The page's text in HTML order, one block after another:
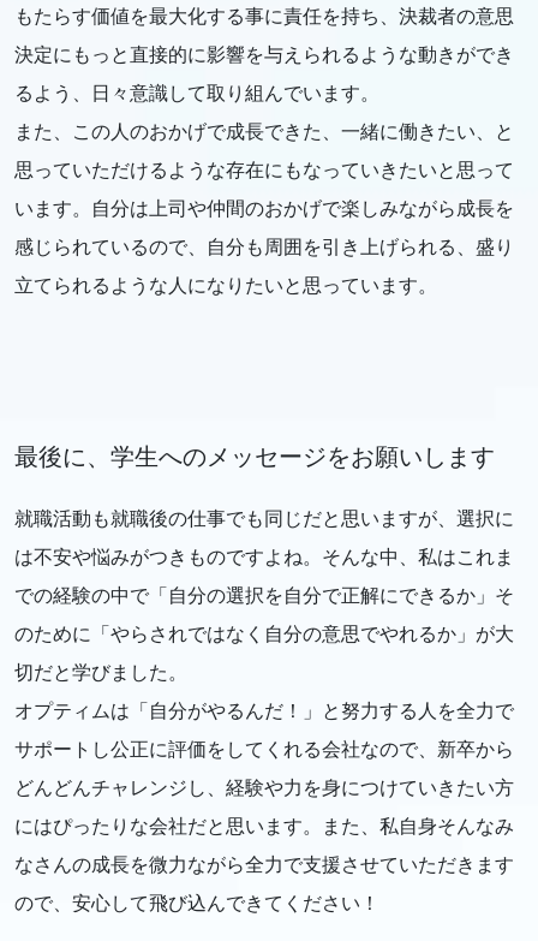
もたらす価値を最大化する事に責任を持ち、決裁者の意思
決定にもっと直接的に影響を与えられるような動きができ
るよう、日々意識して取り組んでいます。
また、この人のおかげで成長できた、一緒に働きたい、と
思っていただけるような存在にもなっていきたいと思って
います。自分は上司や仲間のおかげで楽しみながら成長を
感じられているので、自分も周囲を引き上げられる、盛り
立てられるような人になりたいと思っています。
最後に、学生へのメッセージをお願いします
就職活動も就職後の仕事でも同じだと思いますが、選択に
は不安や悩みがつきものですよね。そんな中、私はこれま
での経験の中で「自分の選択を自分で正解にできるか」そ
のために「やらされではなく自分の意思でやれるか」が大
切だと学びました。
オプティムは「自分がやるんだ！」と努力する人を全力で
サポートし公正に評価をしてくれる会社なので、新卒から
どんどんチャレンジし、経験や力を身につけていきたい方
にはぴったりな会社だと思います。また、私自身そんなみ
なさんの成長を微力ながら全力で支援させていただきます
ので、安心して飛び込んできてください！